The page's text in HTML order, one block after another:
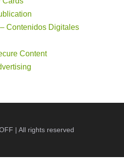
Contenidos Digitales
Content
| All rights reserved